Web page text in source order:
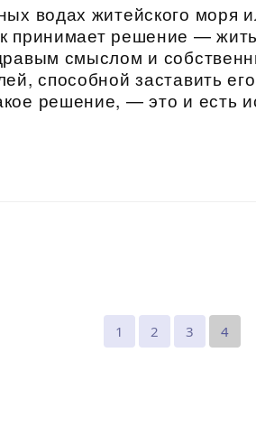
водах житейского моря
принимает решение —
смыслом и
способной заставить
решение, — это и есть
1 2 3 4